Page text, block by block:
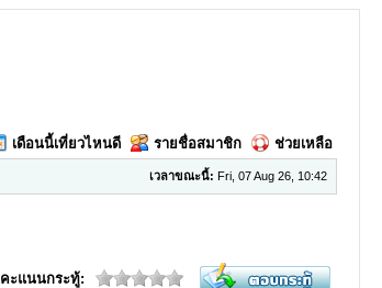
เดือนนี้เที่ยวไหนดี รายชื่อสมาชิก ช่วยเหลือ
เวลาขณะนี้: Fri, 07 Aug 26, 10:42
คะแนนกระทู้: